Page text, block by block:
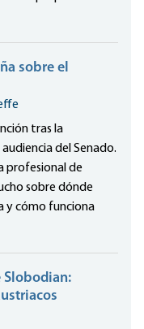
sobre el
tras la
del Senado.
profesional de
sobre dónde
y cómo funciona
Slobodian: